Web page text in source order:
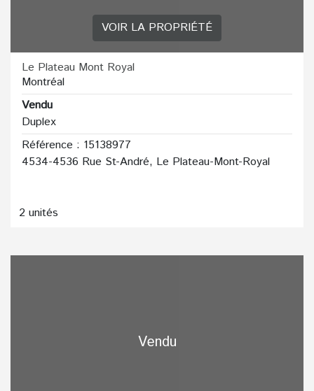
VOIR LA PROPRIÉTÉ
Le Plateau Mont Royal
Montréal
Vendu
Duplex
Référence : 15138977
4534-4536 Rue St-André, Le Plateau-Mont-Royal
2 unités
Vendu